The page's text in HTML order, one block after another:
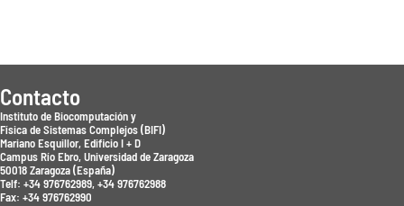
Contacto
Instituto de Biocomputación y
Física de Sistemas Complejos (BIFI)
Mariano Esquillor, Edificio I + D
Campus Río Ebro, Universidad de Zaragoza
50018 Zaragoza (España)
Telf: +34 976762989, +34 976762988
Fax: +34 976762990